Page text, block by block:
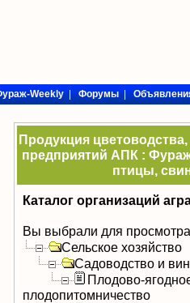
Weekly|Форумы|
Продукция
предприятий АПК :
птицы,
Каталог организаций
Вы выбрали для
Сельское хозяйство
Садоводство и
Плодово-
плодопитомничество